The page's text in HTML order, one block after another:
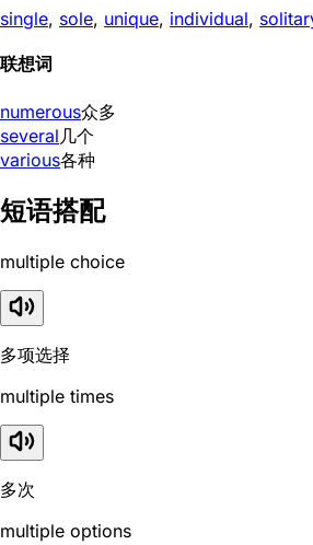
single, sole, unique, individual,
联想词
numerous众多
several 几个
various各种
短语搭配
multiple choice
多项选择
multiple times
多次
multiple options